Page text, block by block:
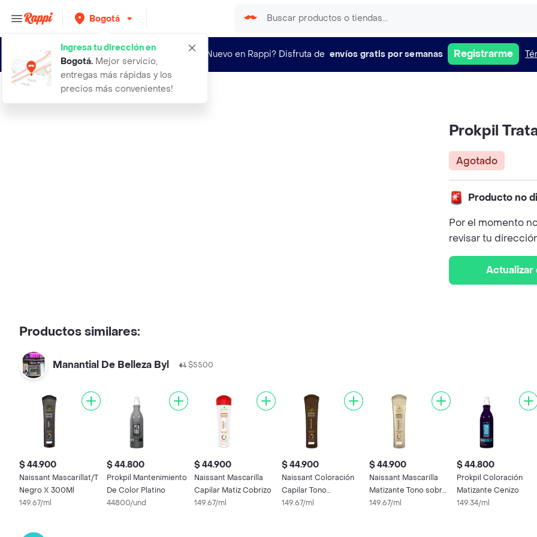
Bogotá
Ingresa tu dirección en
Bogotá. Mejor servicio,
entregas más rápidas y los
precios más convenientes!
¿Nuevo en Rappi? Disfruta de envíos gratis por semanas Registrarme
prokpil tratamiento matizante malva
Prokpil
Agotado
Producto no
Por el momento
revisar tu
Actualizar
Productos similares:
Manantial De Belleza Byl $5500
$ 44.900
Naissant Mascarillat/T
Negro X 300Ml
149.67/ml
$ 44.800
Prokpil Mantenimiento
De Color Platino
44800/und
$ 44.900
Naissant Mascarilla
Capilar Matiz Cobrizo
149.67/ml
$ 44.900
Naissant Coloración
Capilar Tono
Chocolate
149.67/ml
$ 44.900
Naissant Mascarilla
Matizante Tono sobre
Tono Perla Beige
149.67/ml
$ 44.800
Prokpil Coloración
Matizante Cenizo
149.34/ml